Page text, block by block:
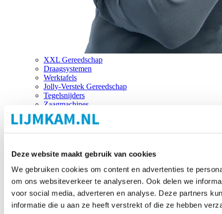
Deze website maakt gebruik van cookies
We gebruiken cookies om content en advertenties te
om ons websiteverkeer te analyseren. Ook delen we
voor social media, adverteren en analyse. Deze partners
informatie die u aan ze heeft verstrekt of die ze hebben
XXL Gereedschap
Draagsystemen
Werktafels
Jolly-Verstek Gereedschap
Tegelsnijders
Zaagmachines
Merken